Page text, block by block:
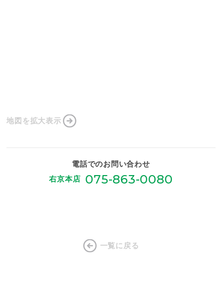
地図を拡大表示
電話でのお問い合わせ
右京本店
075-863-0080
一覧に戻る